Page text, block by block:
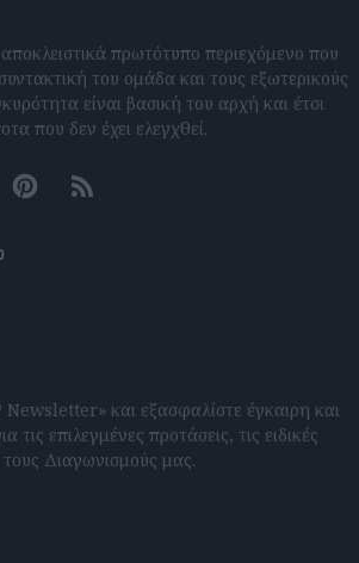
πρωτότυπο περιεχόμενο που
του ομάδα και τους εξωτερικούς
είναι βασική του αρχή και έτσι
που δεν έχει ελεγχθεί.
PinterestRSS feeds
Newsletter» και εξασφαλίστε έγκαιρη και
επιλεγμένες προτάσεις, τις ειδικές
Διαγωνισμούς μας.